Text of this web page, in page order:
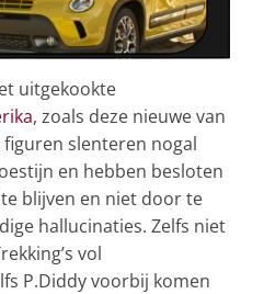
uitgekookte
, zoals deze nieuwe van
figuren slenteren nogal
en hebben besloten
blijven en niet door te
hallucinaties. Zelfs niet
vol
P.Diddy voorbij komen